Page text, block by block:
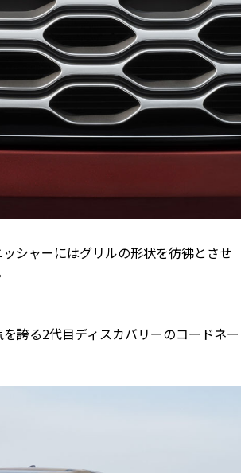
シャーにはグリルの形状を彷彿とさせ
誇る2代目ディスカバリーのコードネー